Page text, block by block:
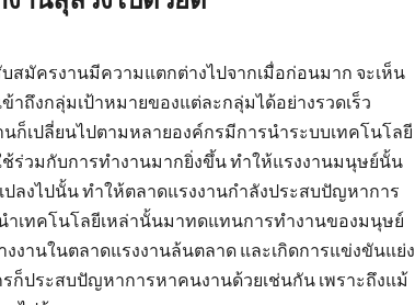
มัครงานมีความแตกต่างไปจากเมื่อก่อนมาก จะเห็น
ถึงกลุ่มเป้าหมายของแต่ละกลุ่มได้อย่างรวดเร็ว
ก็เปลี่ยนไปตามหลายองค์กรมีการนำระบบเทคโนโลยี
ร่วมกับการทำงานมากยิ่งขึ้น ทำให้แรงงานมนุษย์นั้น
ลงไปนั้น ทำให้ตลาดแรงงานกำลังประสบปัญหาการ
ำเทคโนโลยีเหล่านั้นมาทดแทนการทำงานของมนุษย์
านในตลาดแรงงานล้นตลาด และเกิดการแข่งขันแย่ง
ก็ประสบปัญหาการหาคนงานด้วยเช่นกัน เพราะถึงแม้